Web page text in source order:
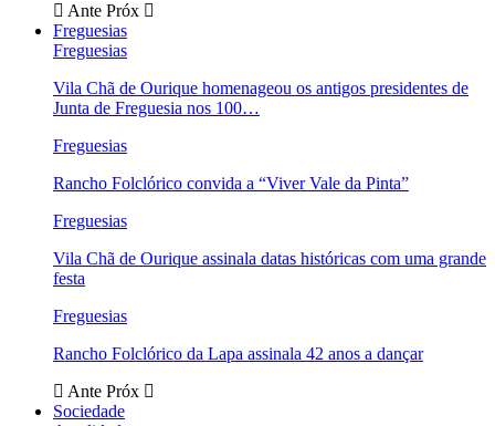
Ante Próx
Freguesias
Freguesias
Vila Chã de Ourique homenageou os antigos presidentes de
Junta de Freguesia nos 100…
Freguesias
Rancho Folclórico convida a “Viver Vale da Pinta”
Freguesias
Vila Chã de Ourique assinala datas históricas com uma grande
festa
Freguesias
Rancho Folclórico da Lapa assinala 42 anos a dançar
Ante Próx
Sociedade